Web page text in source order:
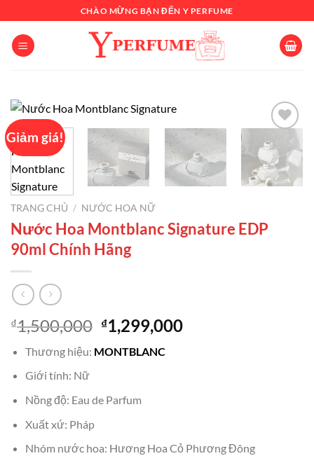
đến
nội
dung
CHÀO MỪNG BẠN ĐẾN Y PERFUME
Giảm giá!
Add to
wishlist
TRANG CHỦ / NƯỚC HOA NỮ
Nước Hoa Montblanc Signature EDP
90ml Chính Hãng
₫1,500,000 Giá
gốc
là:
₫1,299,000Giá
Thương hiệu: MONTBLANC
Giới tính: Nữ
Nồng độ: Eau de Parfum
Xuất xứ: Pháp
Nhóm nước hoa: Hương Hoa Cỏ Phương Đông